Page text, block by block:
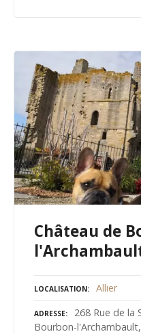
Château de
LOCALISATION Allier
ADRESSE
268 Rue de la
Bourbon-